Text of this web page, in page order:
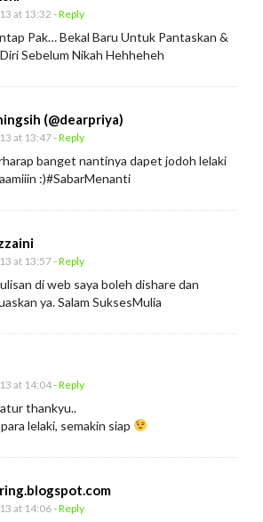
at 13:32 - Reply
Pak… Bekal Baru Untuk Pantaskan &
Sebelum Nikah Hehheheh
(@dearpriya)
at 13:47- Reply
banget nantinya dapet jodoh lelaki
:)#SabarMenanti
at 13:57- Reply
di web saya boleh dishare dan
ya. Salam SuksesMulia
at 14:04- Reply
thankyu..
lelaki, semakin siap
at 14:06- Reply